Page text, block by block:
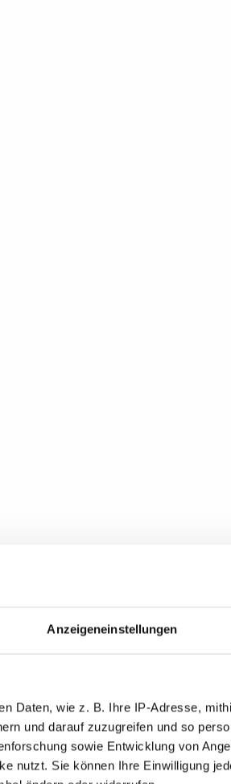
Anzeigeneinstellungen
Daten, wie z. B. Ihre IP-Adresse,
und darauf zuzugreifen und so
sowie Entwicklung von
nutzt. Sie können Ihre Einwilligung